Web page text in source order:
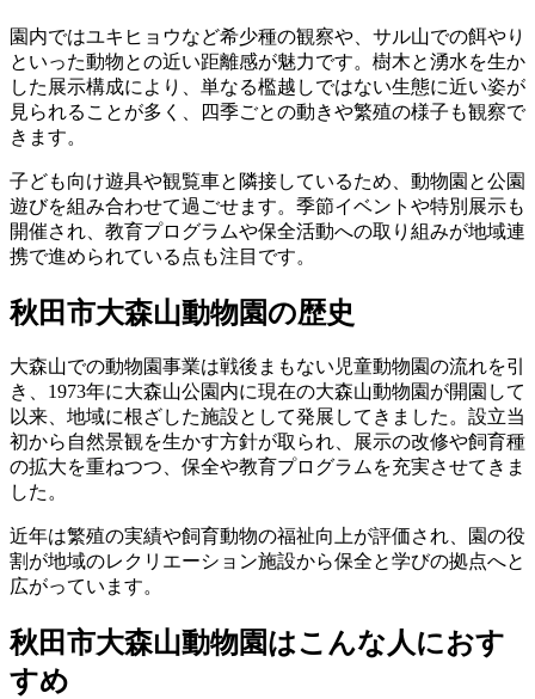
園内ではユキヒョウなど希少種の観察や、サル山での餌やり
といった動物との近い距離感が魅力です。樹木と湧水を生か
した展示構成により、単なる檻越しではない生態に近い姿が
見られることが多く、四季ごとの動きや繁殖の様子も観察で
きます。
子ども向け遊具や観覧車と隣接しているため、動物園と公園
遊びを組み合わせて過ごせます。季節イベントや特別展示も
開催され、教育プログラムや保全活動への取り組みが地域連
携で進められている点も注目です。
秋田市大森山動物園の歴史
大森山での動物園事業は戦後まもない児童動物園の流れを引
き、1973年に大森山公園内に現在の大森山動物園が開園して
以来、地域に根ざした施設として発展してきました。設立当
初から自然景観を生かす方針が取られ、展示の改修や飼育種
の拡大を重ねつつ、保全や教育プログラムを充実させてきま
した。
近年は繁殖の実績や飼育動物の福祉向上が評価され、園の役
割が地域のレクリエーション施設から保全と学びの拠点へと
広がっています。
秋田市大森山動物園はこんな人におす
すめ